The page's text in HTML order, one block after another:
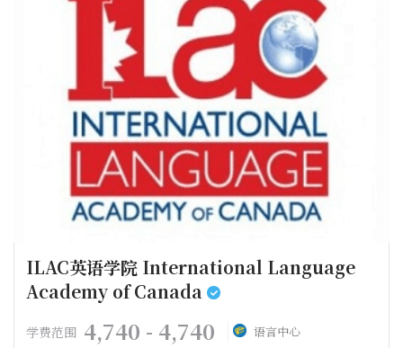
ILAC英语学院 International Language
Academy of Canada
学费范围 4,740 - 4,740 语言中心